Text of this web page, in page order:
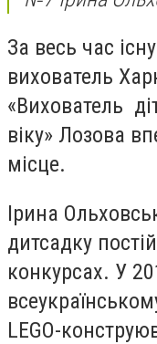
За весь час
вихователь
«Вихователь
віку» Лозова
місце.
Ірина
дитсадку
конкурсах. У
LEGO-